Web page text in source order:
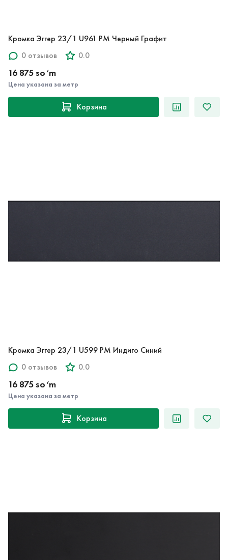
Кромка Эггер 23/1 U961 PM Черный Графит
0 отзывов
0.0
16 875 so‘m
Цена указана за метр
Корзина
Кромка Эггер 23/1 U599 PM Индиго Синий
0 отзывов
0.0
16 875 so‘m
Цена указана за метр
Корзина